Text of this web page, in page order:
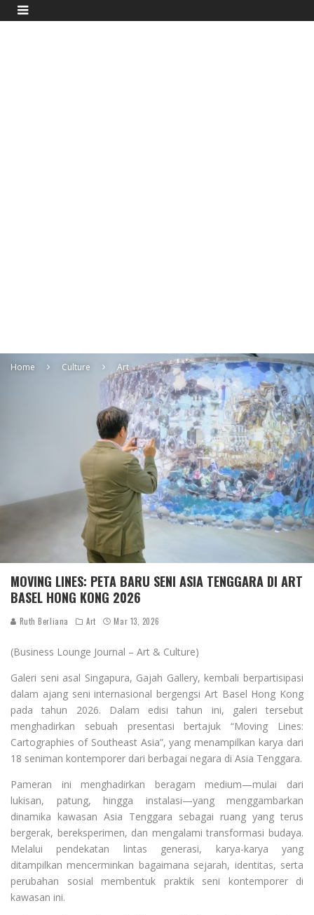
Home Culture Art
MOVING LINES: PETA BARU SENI ASIA TENGGARA DI ART
BASEL HONG KONG 2026
Ruth Berliana Art Mar 13, 2026
(Business Lounge Journal – Art & Culture)
Galeri seni asal Singapura, Gajah Gallery, kembali berpartisipasi
dalam ajang seni internasional bergengsi Art Basel Hong Kong
pada tahun 2026. Dalam edisi tahun ini, galeri tersebut
menghadirkan sebuah presentasi bertajuk “Moving Lines:
Cartographies of Southeast Asia”, yang menampilkan karya dari
18 seniman kontemporer dari berbagai negara di Asia Tenggara.
Pameran ini menghadirkan beragam medium—mulai dari
lukisan, patung, hingga instalasi—yang menggambarkan
dinamika kawasan Asia Tenggara sebagai ruang yang terus
bergerak, bereksperimen, dan mengalami transformasi budaya.
Melalui pendekatan lintas generasi, karya-karya yang
ditampilkan mencerminkan bagaimana sejarah, identitas, serta
perubahan sosial membentuk praktik seni kontemporer di
kawasan ini.